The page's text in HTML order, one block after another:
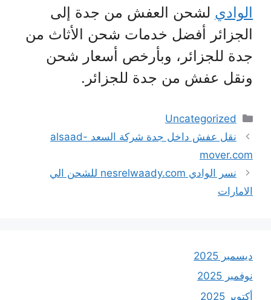
الوادي لشحن العفش من جدة إلى
الجزائر أفضل خدمات شحن الأثاث من
جدة للجزائر، وبأرخص أسعار شحن
ونقل عفش من جدة للجزائر.
التصنيفات
Uncategorized
نقل عفش داخل جدة شركة السعد alsaad-
mover.com
نسر الوادي nesrelwaady.com للشحن الي
الامارات
ديسمبر 2025
نوفمبر 2025
أكتوبر 2025